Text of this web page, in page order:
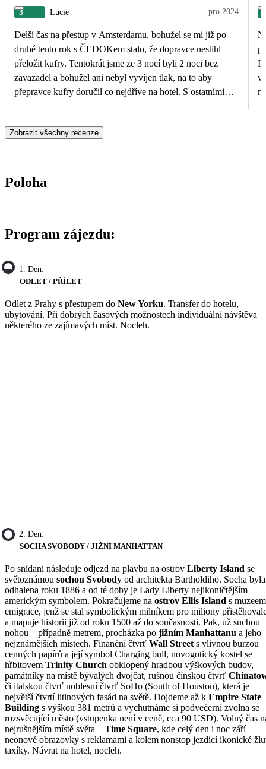
3 Lucie pro 2024
Delší čas na přestup v Amsterdamu, bohužel se mi již po
druhé tento rok s ČEDOKem stalo, že dopravce nestihl
přeložit kufry. Tentokrát jsme ze 3 nocí byli 2 noci bez
zavazadel a bohužel ani nebyl vyvíjen tlak, na to aby
přepravce kufry doručil co nejdříve na hotel. S ostatními
Zobrazit všechny recenze
Poloha
Program zájezdu:
1. Den:
ODLET / PŘÍLET
Odlet z Prahy s přestupem do New Yorku. Transfer do hotelu,
ubytování. Při dobrých časových možnostech individuální návštěva
některého ze zajímavých míst. Nocleh.
2. Den:
SOCHA SVOBODY / JIŽNÍ MANHATTAN
Po snídani následuje odjezd na plavbu na ostrov Liberty Island se
světoznámou sochou Svobody od architekta Bartholdiho. Socha byla
odhalena roku 1886 a od té doby je Lady Liberty nejikoničtějším
americkým symbolem. Pokračujeme na ostrov Ellis Island s muzeem
emigrace, jenž se stal symbolickým milníkem pro miliony
a mapuje historii již od roku 1500 až do současnosti. Pak, už suchou
nohou – případně metrem, procházka po jižním Manhattanu a jeho
nejznámějších místech. Finanční čtvrť Wall Streets vlivnou burzou
cenných papírů a její symbol Charging bull, novogotický kostel se
hřbitovem Trinity Church obklopený hradbou výškových budov,
památníky na místě bývalých dvojčat, rušnou čínskou čtvrť
či italskou čtvrť noblesní čtvrť SoHo (South of Houston), která je
největší čtvrtí litinových fasád na světě. Dojdeme až k Empire State
Building s výškou 381 metrů a vychutnáme si podvečerní zvolna se
rozsvěcující město (vstupenka není v ceně, cca 90 USD). Volný čas
nejrušnějším místě světa – Time Square, kde celý den i noc září
neonové obrazovky s reklamami a kolem nonstop jezdící ikonické
taxíky. Návrat na hotel, nocleh.